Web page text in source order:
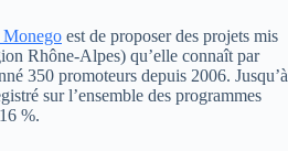
Monego est de proposer des projets mis
Rhône-Alpes) qu’elle connaît par
350 promoteurs depuis 2006. Jusqu’à
sur l’ensemble des programmes
%.